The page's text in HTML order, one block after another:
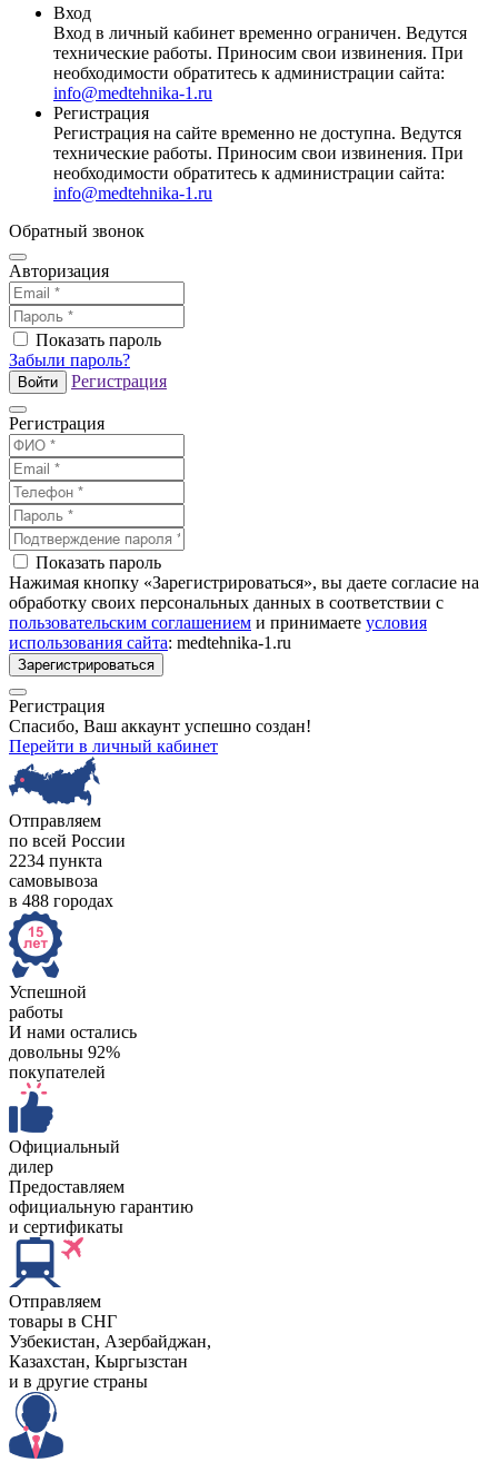
Вход
Вход в личный кабинет временно ограничен. Ведутся
технические работы. Приносим свои извинения. При
необходимости обратитесь к администрации сайта:
info@medtehnika-1.ru
Регистрация
Регистрация на сайте временно не доступна. Ведутся
технические работы. Приносим свои извинения. При
необходимости обратитесь к администрации сайта:
info@medtehnika-1.ru
Обратный звонок
Авторизация
Показать пароль
Забыли пароль?
Войти Регистрация
Регистрация
Показать пароль
Нажимая кнопку «Зарегистрироваться», вы даете согласие на
обработку своих персональных данных в соответствии с
пользовательским соглашением и принимаете условия
использования сайта: medtehnika-1.ru
Зарегистрироваться
Регистрация
Спасибо, Ваш аккаунт успешно создан!
Перейти в личный кабинет
Отправляем
по всей России
2234 пункта
самовывоза
в 488 городах
Успешной
работы
И нами остались
довольны 92%
покупателей
Официальный
дилер
Предоставляем
официальную гарантию
и сертификаты
Отправляем
товары в СНГ
Узбекистан, Aзербайджан,
Казахстан, Кыргызстан
и в другие страны